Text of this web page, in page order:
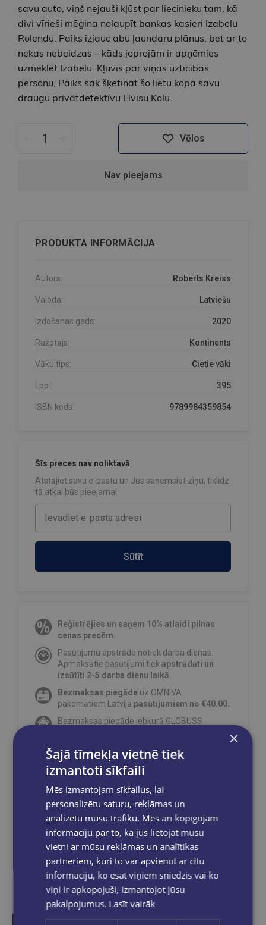
savu auto, viņš nejauši kļūst par liecinieku tam, kā
divi vīrieši mēģina nolaupīt bankas kasieri Izabelu
Rolendu. Paiks izjauc abu ļaundaru plānus, bet ar to
nekas nebeidzas – kāds joprojām ir apņēmies
uzmeklēt Izabelu. Kļuvis par viņas uzticības
personu, Paiks sāk šķetināt šo lietu kopā savu
draugu privātdetektīvu Elvisu Kolu.
Vēlos
Nav pieejams
PRODUKTA INFORMĀCIJA
Autors: Roberts Kreiss
Valoda: Latviešu
Izdošanas gads: 2020
Ražotājs: Kontinents
Vāku tips: Cietie vāki
Lpp.: 395
ISBN kods: 9789984359854
Šīs preces nav noliktavā
Atstājiet savu e-pastu un Jūs saņemsiet ziņu, tiklīdz
tā atkal būs pieejama!
Sūtīt
Reģistrējies un saņem 10% atlaidi pilnas
cenas precēm.
Pasūtījumu apstrāde notiek darba dienās.
Apmaksātie pasūtījumi tiek apstrādāti un
izsūtīti 2-5 darba dienu laikā.
Bezmaksas piegāde uz OMNIVA
pakomātiem Latvijā pasūtījumiem no €40.00.
Bezmaksas piegāde jebkurā GLOBUSS
e-pastu un/ vai SMS.
Dalies sociālajos tīklos:
×
Šajā tīmekļa vietnē tiek
izmantoti sīkfaili
Mēs izmantojam sīkfailus, lai
personalizētu saturu, reklāmas un
analizētu mūsu trafiku. Mēs arī kopīgojam
informāciju par to, kā jūs lietojat mūsu
vietni ar mūsu reklāmas un analītikas
partneriem, kuri to var apvienot ar citu
informāciju, ko esat viņiem sniedzis vai ko
viņi ir apkopojuši, izmantojot jūsu
pakalpojumus. Lasīt vairāk